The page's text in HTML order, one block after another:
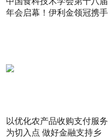
年会启幕！伊利金领冠携手
以优化农产品收购支付服务
为切入点 做好金融支持乡